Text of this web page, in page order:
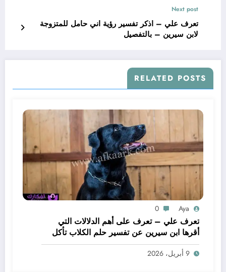
Next post
تعرف علي – اذكر تفسير رؤية اني حامل للمتزوجة
لابن سيرين – بالتفصيل
RELATED POSTS
Aya
0
تعرف علي – تعرف على أهم الدلالات التي
أقرها ابن سيرين عن تفسير حلم الكلاب تأكل
لحم – بالتفصيل
9 أبريل، 2026